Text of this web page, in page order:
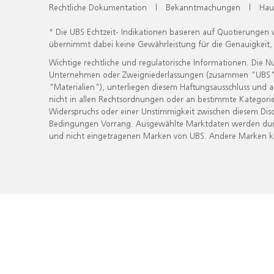
Rechtliche Dokumentation | Bekanntmachungen |
* Die UBS Echtzeit- Indikationen basieren auf
übernimmt dabei keine Gewährleistung für die
Wichtige rechtliche und regulatorische Informationen. Die
Unternehmen oder Zweigniederlassungen (zusammen
"Materialien"), unterliegen diesem Haftungsausschluss
nicht in allen Rechtsordnungen oder an bestimmte
Widerspruchs oder einer Unstimmigkeit zwischen diesem
Bedingungen Vorrang. Ausgewählte Marktdaten werden
und nicht eingetragenen Marken von UBS. Andere Marken